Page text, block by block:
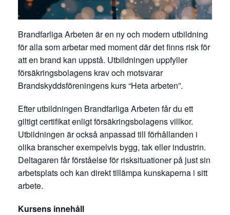
Brandfarliga Arbeten är en ny och modern utbildning
för alla som arbetar med moment där det finns risk för
att en brand kan uppstå. Utbildningen uppfyller
försäkringsbolagens krav och motsvarar
Brandskyddsföreningens kurs “Heta arbeten”.
Efter utbildningen Brandfarliga Arbeten får du ett
giltigt certifikat enligt försäkringsbolagens villkor.
Utbildningen är också anpassad till förhållanden i
olika branscher exempelvis bygg, tak eller industrin.
Deltagaren får förståelse för risksituationer på just sin
arbetsplats och kan direkt tillämpa kunskaperna i sitt
arbete.
Kursens innehåll